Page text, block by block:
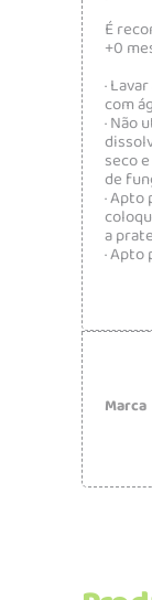
É
+0
·
com
· Não
seco
de
·
a
·
Marca